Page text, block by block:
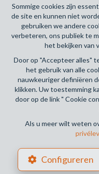
Sommige cookies zijn
de site en kunnen niet
gebruiken we andere
verbeteren, ons publiek te
het bekijken van
Door op "Accepteer alles"
het gebruik van alle
nauwkeuriger definiëren
klikken. Uw toestemming
door op de link " Cookie
Als u meer wilt weten
Configureren
BA en borgstelling via
Brussel (polisnr.
activiteiten die in
Algemene gebruiksvoorwaarden
Charter privéleven
Cookie configuratie